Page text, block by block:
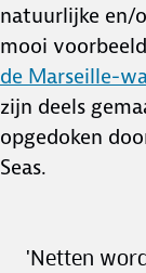
natuurlijke en/
mooi
de Marseille-
zijn deels
opgedoken
Seas.
'Netten